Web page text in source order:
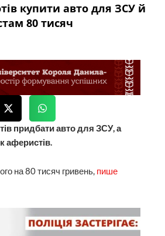
купити авто для ЗСУ й
80 тисяч
придбати авто для ЗСУ, а
аферистів.
на 80 тисяч гривень, пише